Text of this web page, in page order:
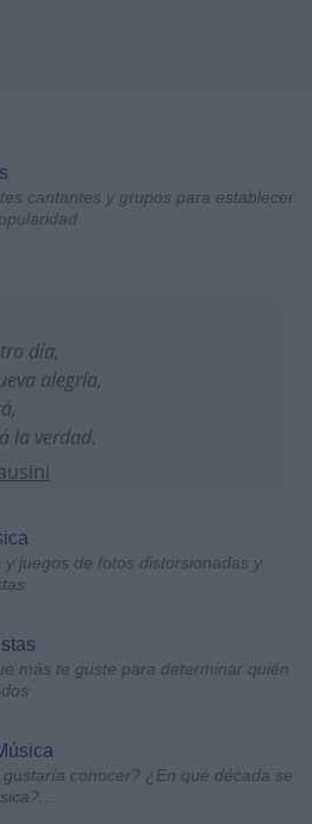
cantantes y grupos para establecer
día,
alegría,
la verdad.
y juegos de fotos distorsionadas y
más te guste para determinar quién
conocer? ¿En qué década se